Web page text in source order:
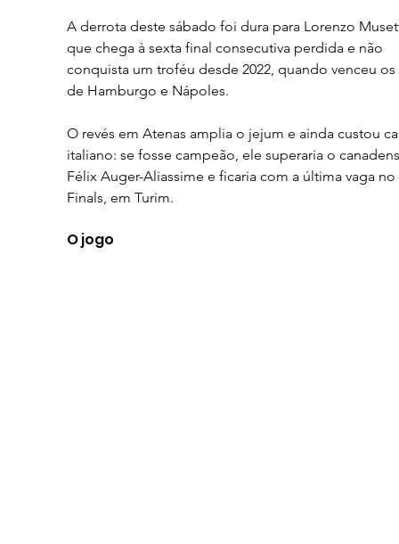
A derrota deste sábado foi dura para Lorenzo
que chega à sexta final consecutiva perdida e não
conquista um troféu desde 2022, quando venceu os
de Hamburgo e Nápoles.
O revés em Atenas amplia o jejum e ainda custou
italiano: se fosse campeão, ele superaria o
Félix Auger-Aliassime e ficaria com a última vaga
Finals, em Turim.
O jogo